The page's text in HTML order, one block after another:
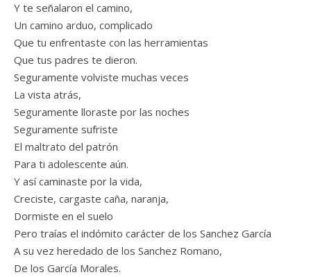
Y te señalaron el camino,
Un camino arduo, complicado
Que tu enfrentaste con las herramientas
Que tus padres te dieron.
Seguramente volviste muchas veces
La vista atrás,
Seguramente lloraste por las noches
Seguramente sufriste
El maltrato del patrón
Para ti adolescente aún.
Y así caminaste por la vida,
Creciste, cargaste caña, naranja,
Dormiste en el suelo
Pero traías el indómito carácter de los Sanchez García
A su vez heredado de los Sanchez Romano,
De los García Morales.